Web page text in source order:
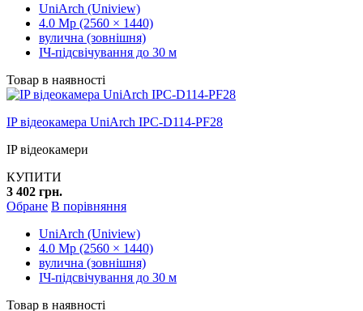
UniArch (Uniview)
4.0 Mp (2560 × 1440)
вулична (зовнішня)
ІЧ-підсвічування до 30 м
Товар в наявності
IP відеокамера UniArch IPC-D114-PF28
IP відеокамери
КУПИТИ
3 402 грн.
Обране В порівняння
UniArch (Uniview)
4.0 Mp (2560 × 1440)
вулична (зовнішня)
ІЧ-підсвічування до 30 м
Товар в наявності